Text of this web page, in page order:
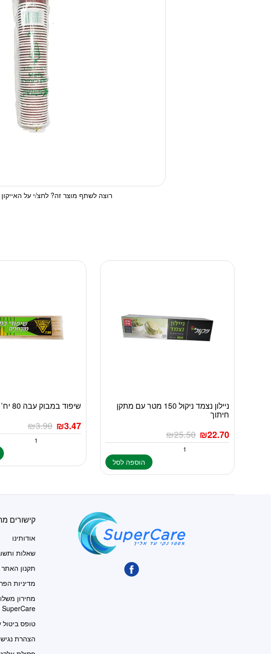
רוצה לשתף מוצר זה? לחצ/י על
ניילון נצמד ניקול 150 מטר עם מתקן
חיתוך
₪25.50 ₪22.70
הוספה לסל
שיפוד במבוק עבה 80 יח’
₪3.90 ₪3.47
קישורים
אודותינו
שאלות
תקנון האתר
מדיניות
מחירון
SuperCare 🛒
טופס
הצהרת